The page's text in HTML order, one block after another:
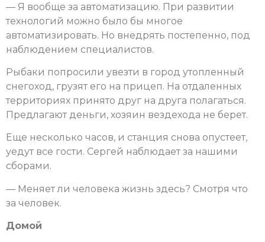
— Я вообще за автоматизацию. При развитии
технологий можно было бы многое
автоматизировать. Но внедрять постепенно, под
наблюдением специалистов.
Рыбаки попросили увезти в город утопленный
снегоход, грузят его на прицеп. На отдаленных
территориях принято друг на друга полагаться.
Предлагают деньги, хозяин вездехода не берет.
Еще несколько часов, и станция снова опустеет,
уедут все гости. Сергей наблюдает за нашими
сборами.
— Меняет ли человека жизнь здесь? Смотря что
за человек.
Домой